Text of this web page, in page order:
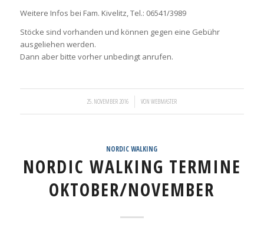
Weitere Infos bei Fam. Kivelitz, Tel.: 06541/3989
Stöcke sind vorhanden und können gegen eine Gebühr
ausgeliehen werden.
Dann aber bitte vorher unbedingt anrufen.
25. NOVEMBER 2016
/ VONWEBMASTER
NORDIC WALKING
NORDIC WALKING TERMINE
OKTOBER/NOVEMBER